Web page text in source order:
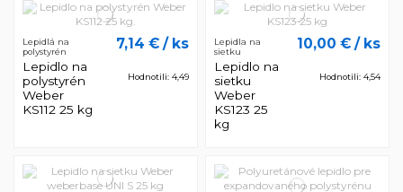
Lepidlá na
polystyrén
Lepidlo na
polystyrén
Weber
KS112 25 kg
7,14 € / ks
Hodnotili: 4,49
Lepidla na
sietku
Lepidlo na
sietku
Weber
KS123 25
kg
10,00 € / ks
Hodnotili: 4,54